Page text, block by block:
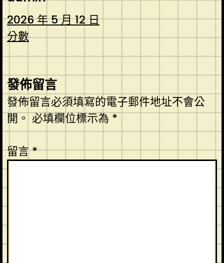
2026 年 5 月 12 日
分數
發佈留言
發佈留言必須填寫的電子郵件地址不會公
開。必填欄位標示為*
留言*